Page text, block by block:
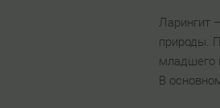
Ларингит
природы.
младшего
В